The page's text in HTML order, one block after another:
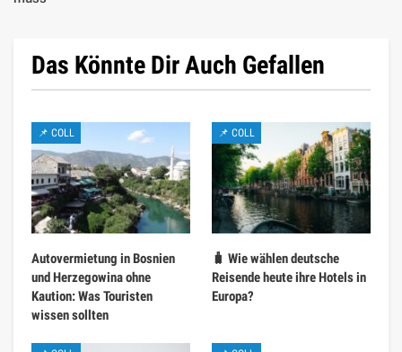
Das Könnte Dir Auch Gefallen
📌 COLL
Autovermietung in Bosnien
und Herzegowina ohne
Kaution: Was Touristen
wissen sollten
📌 COLL
🧳 Wie wählen deutsche
Reisende heute ihre Hotels in
Europa?